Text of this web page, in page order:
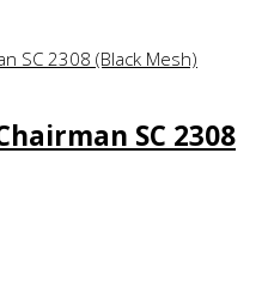
SC 2308